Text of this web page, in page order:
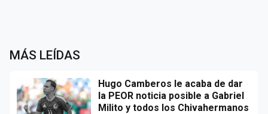
MÁS LEÍDAS
Hugo Camberos le acaba de dar
la PEOR noticia posible a Gabriel
Milito y todos los Chivahermanos